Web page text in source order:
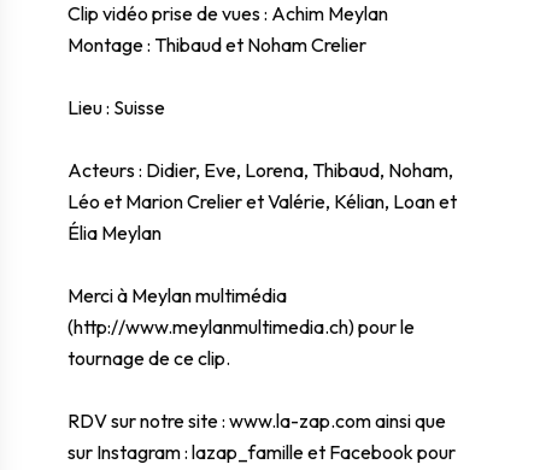
Clip vidéo prise de vues : Achim Meylan
Montage : Thibaud et Noham Crelier
Lieu : Suisse
Acteurs : Didier, Eve, Lorena, Thibaud, Noham,
Léo et Marion Crelier et Valérie, Kélian, Loan et
Élia Meylan
Merci à Meylan multimédia
(http://www.meylanmultimedia.ch) pour le
tournage de ce clip.
RDV sur notre site : www.la-zap.comainsi que
sur Instagram : lazap_famille et Facebook pour